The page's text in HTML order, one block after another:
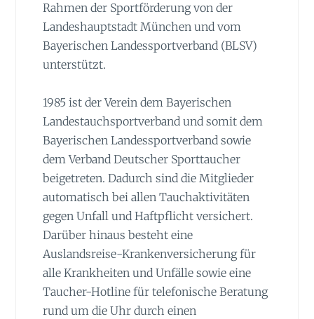
Rahmen der Sportförderung von der
Landeshauptstadt München und vom
Bayerischen Landessportverband (BLSV)
unterstützt.
1985 ist der Verein dem Bayerischen
Landestauchsportverband und somit dem
Bayerischen Landessportverband sowie
dem Verband Deutscher Sporttaucher
beigetreten. Dadurch sind die Mitglieder
automatisch bei allen Tauchaktivitäten
gegen Unfall und Haftpflicht versichert.
Darüber hinaus besteht eine
Auslandsreise-Krankenversicherung für
alle Krankheiten und Unfälle sowie eine
Taucher-Hotline für telefonische Beratung
rund um die Uhr durch einen